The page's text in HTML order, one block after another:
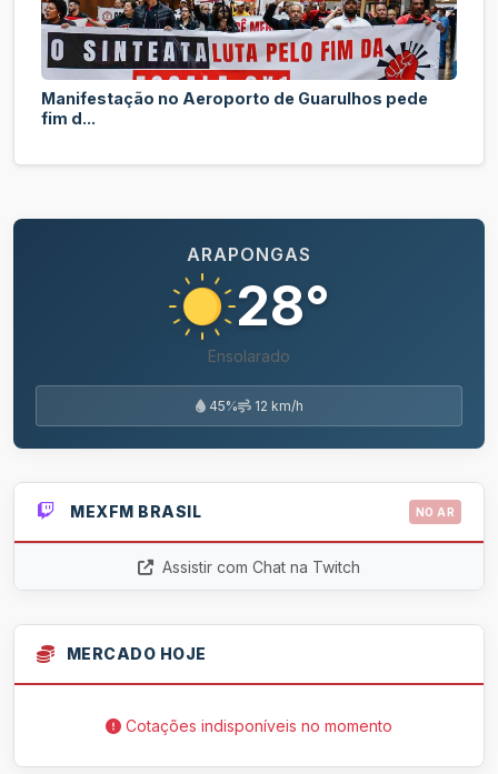
Manifestação no Aeroporto de Guarulhos pede
fim d...
ARAPONGAS
28°
Ensolarado
45% 12 km/h
MEXFM BRASIL NO AR
Assistir com Chat na Twitch
MERCADO HOJE
Cotações indisponíveis no momento